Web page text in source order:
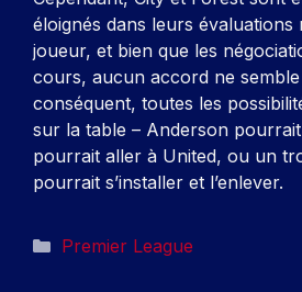
éloignés dans leurs évaluations
joueur, et bien que les
cours, aucun accord ne
conséquent, toutes les
sur la table – Anderson
pourrait aller à United, ou un
pourrait s’installer et l’enlever.
Catégories
Premier League